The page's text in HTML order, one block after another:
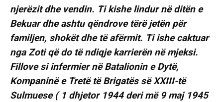
njerëzit dhe vendin. Ti kishe lindur në ditën e
Bekuar dhe ashtu qëndrove tërë jetën për
familjen, shokët dhe të afërmit. Ti ishe caktuar
nga Zoti që do të ndiqje karrierën në mjeksi.
Fillove si infermier në Batalionin e Dytë,
Kompaninë e Tretë të Brigatës së XXIII-të
Sulmuese ( 1 dhjetor 1944 deri më 9 maj 1945